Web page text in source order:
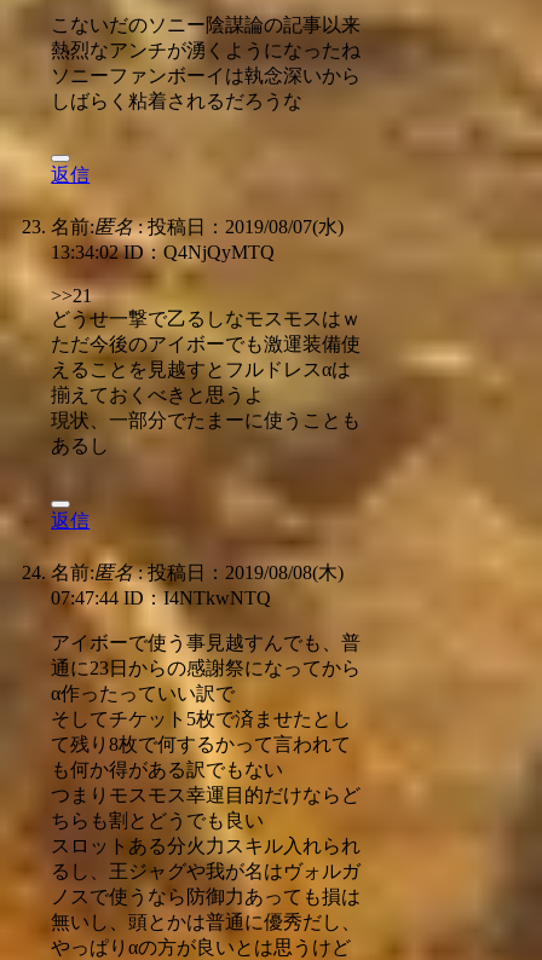
こないだのソニー陰謀論の記事以来
熱烈なアンチが湧くようになったね
ソニーファンボーイは執念深いから
しばらく粘着されるだろうな
返信
名前:匿名: 投稿日：2019/08/07(水)
13:34:02 ID：Q4NjQyMTQ
>>21
どうせ一撃で乙るしなモスモスはｗ
ただ今後のアイボーでも激運装備使
えることを見越すとフルドレスαは
揃えておくべきと思うよ
現状、一部分でたまーに使うことも
あるし
返信
名前:匿名: 投稿日：2019/08/08(木)
07:47:44 ID：I4NTkwNTQ
アイボーで使う事見越すんでも、普
通に23日からの感謝祭になってから
α作ったっていい訳で
そしてチケット5枚で済ませたとし
て残り8枚で何するかって言われて
も何か得がある訳でもない
つまりモスモス幸運目的だけならど
ちらも割とどうでも良い
スロットある分火力スキル入れられ
るし、王ジャグや我が名はヴォルガ
ノスで使うなら防御力あっても損は
無いし、頭とかは普通に優秀だし、
やっぱりαの方が良いとは思うけど